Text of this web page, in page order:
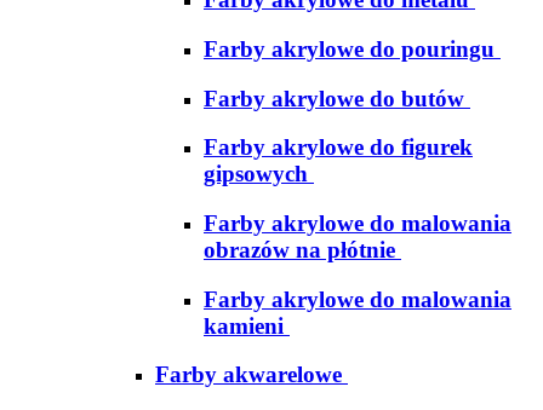
Farby akrylowe do pouringu
Farby akrylowe do butów
Farby akrylowe do figurek
gipsowych
Farby akrylowe do malowania
obrazów na płótnie
Farby akrylowe do malowania
kamieni
Farby akwarelowe